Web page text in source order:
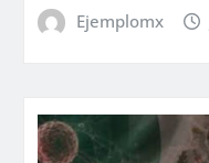
Ejemplomx